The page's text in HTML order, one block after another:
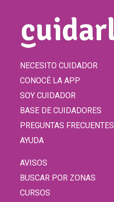
NECESITO CUIDADOR
CONOCÉ LA APP
SOY CUIDADOR
BASE DE CUIDADORES
PREGUNTAS FRECUENTES
AYUDA
AVISOS
BUSCAR POR ZONAS
CURSOS